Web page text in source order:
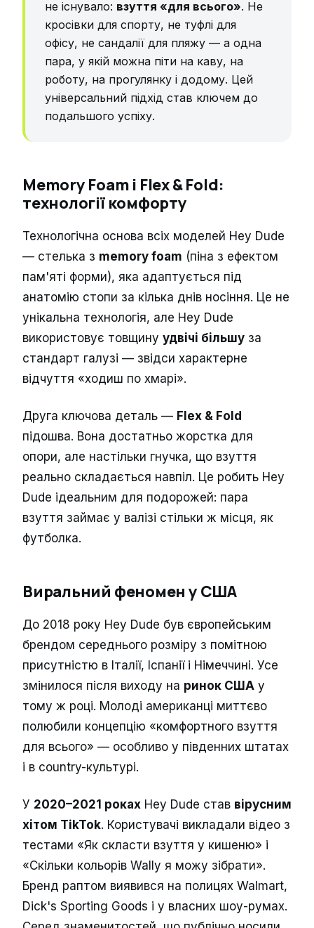
не існувало: взуття «для всього». Не
кросівки для спорту, не туфлі для
офісу, не сандалії для пляжу — а одна
пара, у якій можна піти на каву, на
роботу, на прогулянку і додому. Цей
універсальний підхід став ключем до
подальшого успіху.
Memory Foam і Flex & Fold:
технології комфорту
Технологічна основа всіх моделей Hey Dude
— стелька з memory foam (піна з ефектом
пам'яті форми), яка адаптується під
анатомію стопи за кілька днів носіння. Це не
унікальна технологія, але Hey Dude
використовує товщину удвічі більшу за
стандарт галузі — звідси характерне
відчуття «ходиш по хмарі».
Друга ключова деталь — Flex & Fold
підошва. Вона достатньо жорстка для
опори, але настільки гнучка, що взуття
реально складається навпіл. Це робить Hey
Dude ідеальним для подорожей: пара
взуття займає у валізі стільки ж місця, як
футболка.
Виральний феномен у США
До 2018 року Hey Dude був європейським
брендом середнього розміру з помітною
присутністю в Італії, Іспанії і Німеччині. Усе
змінилося після виходу на ринок США у
тому ж році. Молоді американці миттєво
полюбили концепцію «комфортного взуття
для всього» — особливо у південних штатах
і в country-культурі.
У 2020–2021 роках Hey Dude став вірусним
хітом TikTok. Користувачі викладали відео з
тестами «Як скласти взуття у кишеню» і
«Скільки кольорів Wally я можу зібрати».
Бренд раптом виявився на полицях Walmart,
Dick's Sporting Goods і у власних шоу-румах.